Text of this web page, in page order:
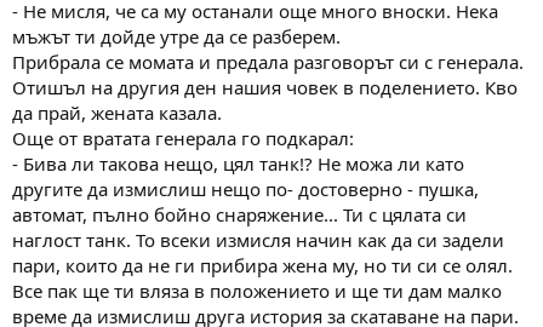
- Не мисля, че са му останали още много вноски. Нека
мъжът ти дойде утре да се разберем.
Прибрала се момата и предала разговорът си с генерала.
Отишъл на другия ден нашия човек в поделението. Кво
да прай, жената казала.
Още от вратата генерала го подкарал:
- Бива ли такова нещо, цял танк!? Не можа ли като
другите да измислиш нещо по- достоверно - пушка,
автомат, пълно бойно снаряжение... Ти с цялата си
наглост танк. То всеки измисля начин как да си задели
пари, които да не ги прибира жена му, но ти си се олял.
Все пак ще ти вляза в положението и ще ти дам малко
време да измислиш друга история за скатаване на пари.